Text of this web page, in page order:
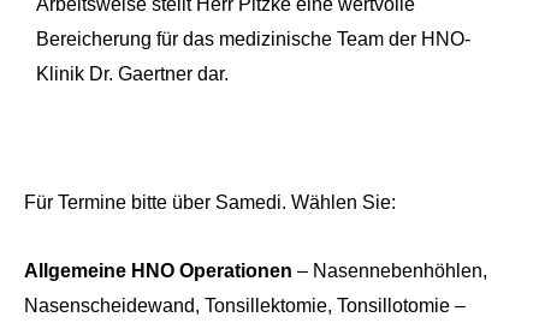
Arbeitsweise stellt Herr Pitzke eine wertvolle
Bereicherung für das medizinische Team der HNO-
Klinik Dr. Gaertner dar.
Für Termine bitte über Samedi. Wählen Sie:
Allgemeine HNO Operationen – Nasennebenhöhlen,
Nasenscheidewand, Tonsillektomie, Tonsillotomie –